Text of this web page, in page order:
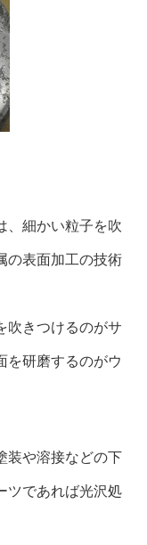
、細かい粒子を吹
の表面加工の技術
吹きつけるのがサ
を研磨するのがウ
装や溶接などの下
ツであれば光沢処